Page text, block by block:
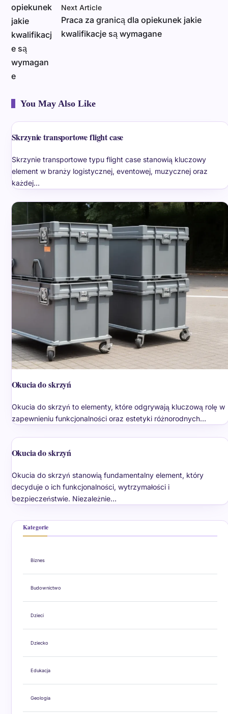
Next Article
Praca za granicą dla opiekunek jakie
kwalifikacje są wymagane
You May Also Like
Skrzynie transportowe flight case
Skrzynie transportowe typu flight case stanowią kluczowy
element w branży logistycznej, eventowej, muzycznej oraz
każdej…
Okucia do skrzyń
Okucia do skrzyń to elementy, które odgrywają kluczową rolę w
zapewnieniu funkcjonalności oraz estetyki różnorodnych…
Okucia do skrzyń
Okucia do skrzyń stanowią fundamentalny element, który
decyduje o ich funkcjonalności, wytrzymałości i
bezpieczeństwie. Niezależnie…
Kategorie
Biznes
Budownictwo
Dzieci
Dziecko
Edukacja
Geologia